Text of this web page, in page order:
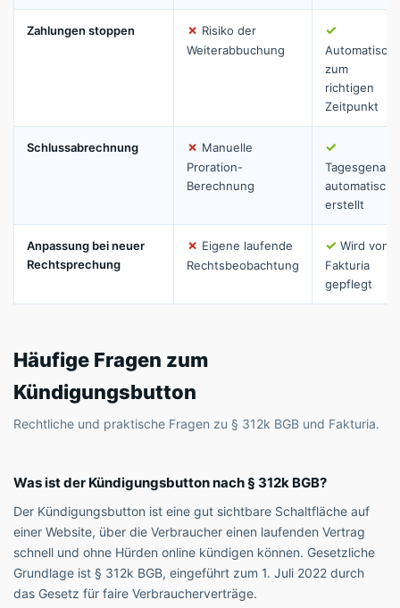
Zahlungen stoppen ✗ Risiko der
Weiterabbuchung
✓
Automatisch
zum
richtigen
Zeitpunkt
Schlussabrechnung ✗ Manuelle
Proration-
Berechnung
✓
Tagesgenau
automatisch
erstellt
Anpassung bei neuer
Rechtsprechung
✗ Eigene laufende
Rechtsbeobachtung
✓ Wird von
Fakturia
gepflegt
Häufige Fragen zum
Kündigungsbutton
Rechtliche und praktische Fragen zu § 312k BGB und Fakturia.
Was ist der Kündigungsbutton nach § 312k BGB?
Der Kündigungsbutton ist eine gut sichtbare Schaltfläche auf
einer Website, über die Verbraucher einen laufenden Vertrag
schnell und ohne Hürden online kündigen können. Gesetzliche
Grundlage ist § 312k BGB, eingeführt zum 1. Juli 2022 durch
das Gesetz für faire Verbraucherverträge.